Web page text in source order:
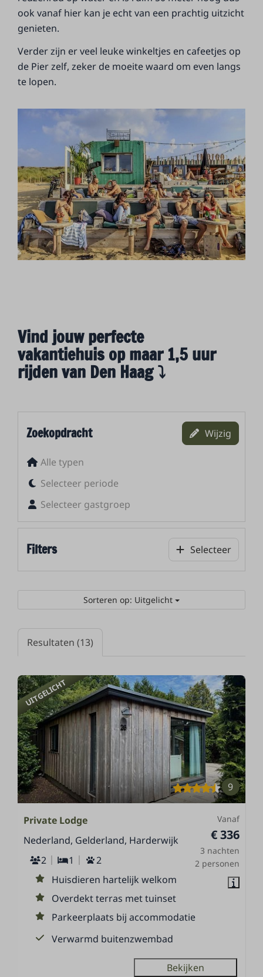
ook vanaf hier kan je echt van een prachtig uitzicht
genieten.
Verder zijn er veel leuke winkeltjes en cafeetjes op
de Pier zelf, zeker de moeite waard om even langs
te lopen.
Vind jouw perfecte
vakantiehuis op maar 1,5 uur
rijden van Den Haag ⤵
Zoekopdracht Wijzig
Alle typen
Selecteer periode
Selecteer gastgroep
Filters Selecteer
Sorteren op: Uitgelicht
Resultaten (13)
UITGELICHT
9
Vanaf
€ 336
3 nachten
2 personen
Private Lodge
Nederland, Gelderland, Harderwijk
2
1
2
Huisdieren hartelijk welkom
Overdekt terras met tuinset
Parkeerplaats bij accommodatie
Verwarmd buitenzwembad
Bekijken